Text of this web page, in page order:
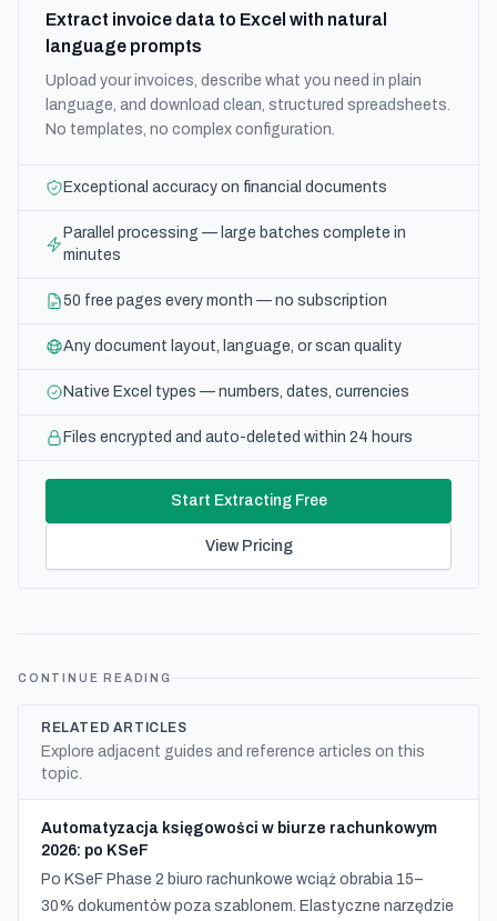
Extract invoice data to Excel with natural
language prompts
Upload your invoices, describe what you need in plain
language, and download clean, structured spreadsheets.
No templates, no complex configuration.
Exceptional accuracy on financial documents
Parallel processing — large batches complete in
minutes
50 free pages every month — no subscription
Any document layout, language, or scan quality
Native Excel types — numbers, dates, currencies
Files encrypted and auto-deleted within 24 hours
Start Extracting Free
View Pricing
CONTINUE READING
RELATED ARTICLES
Explore adjacent guides and reference articles on this
topic.
Automatyzacja księgowości w biurze rachunkowym
2026: po KSeF
Po KSeF Phase 2 biuro rachunkowe wciąż obrabia 15–
30% dokumentów poza szablonem. Elastyczne narzędzie